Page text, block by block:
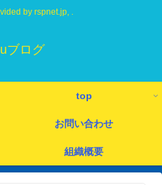
by rspnet.jp, .
ブログ
top
お問い合わせ
組織概要